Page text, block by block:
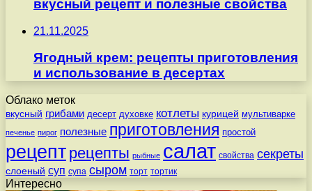
вкусный рецепт и полезные свойства
21.11.2025
Ягодный крем: рецепты приготовления
и использование в десертах
Облако меток
вкусный грибами десерт духовке котлеты курицей мультиварке
печенье пирог полезные приготовления простой
рецепт рецепты рыбные салат свойства секреты
слоеный суп супа сыром торт тортик
Интересно